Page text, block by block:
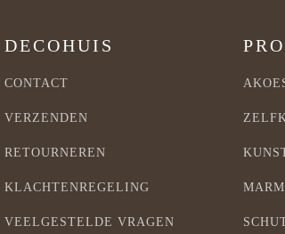
DECOHUIS
CONTACT
VERZENDEN
RETOURNEREN
KLACHTENREGELING
VEELGESTELDE VRAGEN